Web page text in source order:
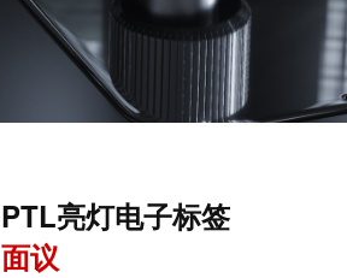
PTL亮灯电子标签
面议